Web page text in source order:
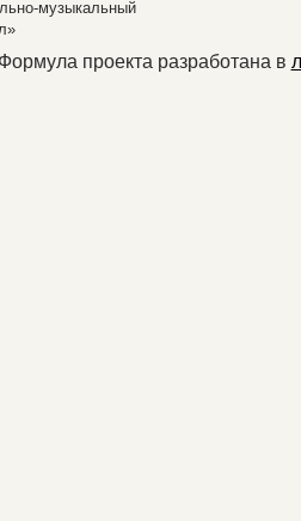
музыкальный
Формула проекта разработана в